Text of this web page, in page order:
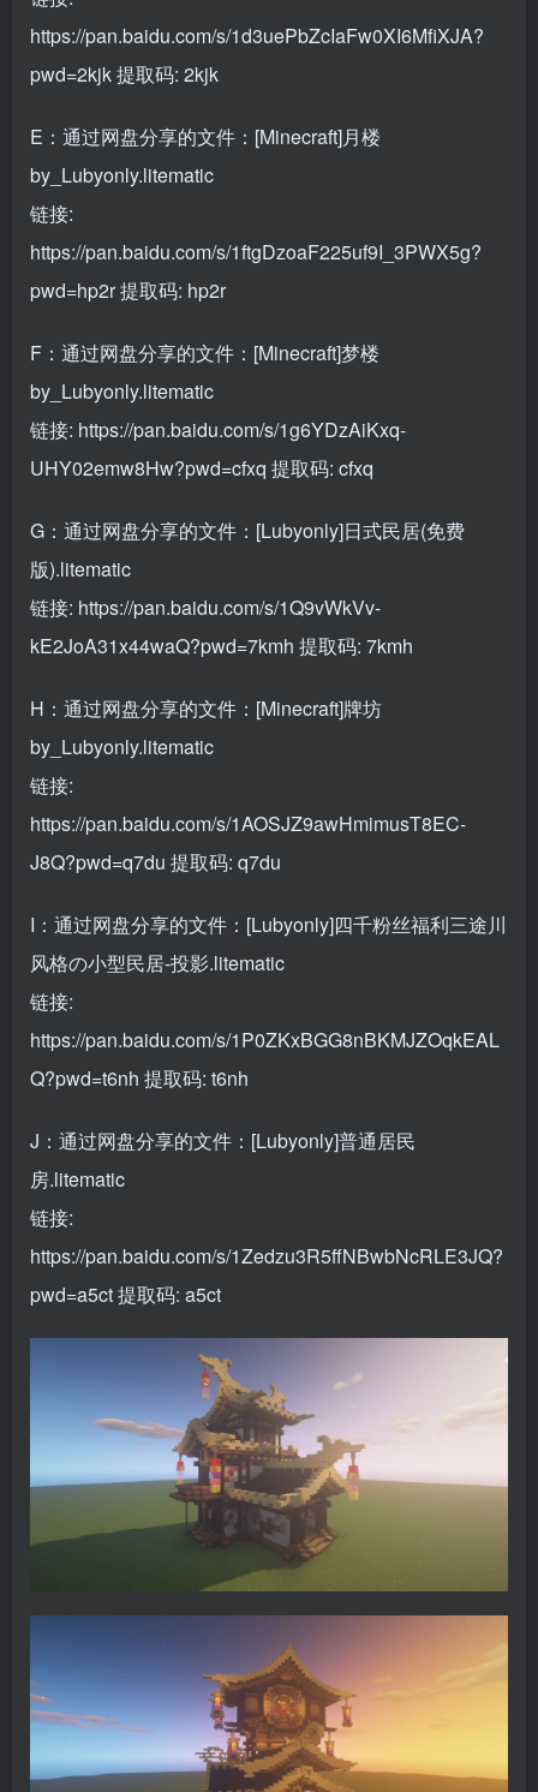
https://pan.baidu.com/s/1d3uePbZcIaFw0XI6MfiXJA?
pwd=2kjk提取码: 2kjk
E：通过网盘分享的文件：[Minecraft]月楼
by_Lubyonly.litematic
链接:
https://pan.baidu.com/s/1ftgDzoaF225uf9I_3PWX5g?
pwd=hp2r提取码: hp2r
F：通过网盘分享的文件：[Minecraft]梦楼
by_Lubyonly.litematic
链接: https://pan.baidu.com/s/1g6YDzAiKxq-
UHY02emw8Hw?pwd=cfxq 提取码: cfxq
G：通过网盘分享的文件：[Lubyonly]日式民居(免费
版).litematic
链接: https://pan.baidu.com/s/1Q9vWkVv-
kE2JoA31x44waQ?pwd=7kmh 提取码: 7kmh
H：通过网盘分享的文件：[Minecraft]牌坊
by_Lubyonly.litematic
链接:
https://pan.baidu.com/s/1AOSJZ9awHmimusT8EC-
J8Q?pwd=q7du 提取码: q7du
I：通过网盘分享的文件：[Lubyonly]四千粉丝福利三途川
风格の小型民居-投影.litematic
链接:
https://pan.baidu.com/s/1P0ZKxBGG8nBKMJZOqkEAL
Q?pwd=t6nh 提取码: t6nh
J：通过网盘分享的文件：[Lubyonly]普通居民
房.litematic
链接:
https://pan.baidu.com/s/1Zedzu3R5ffNBwbNcRLE3JQ?
pwd=a5ct提取码: a5ct